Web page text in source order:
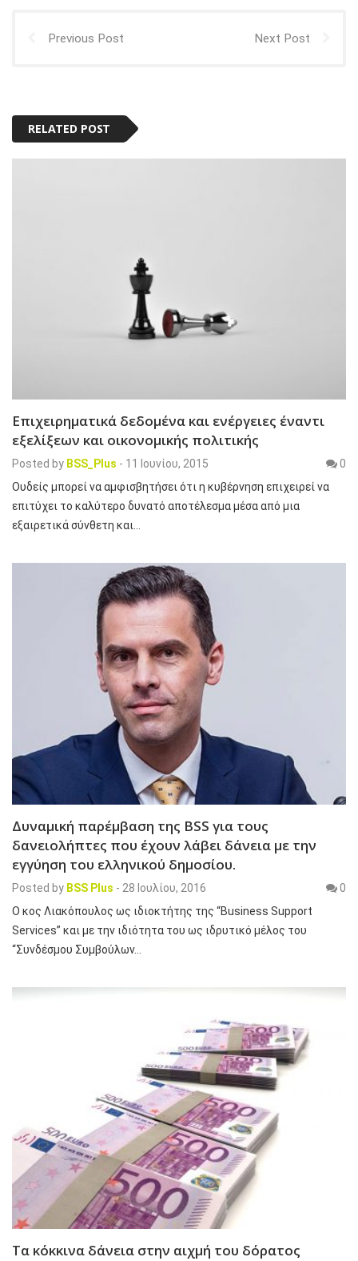
Previous Post Next Post
RELATED POST
Επιχειρηματικά δεδομένα και ενέργειες έναντι
εξελίξεων και οικονομικής πολιτικής
Posted by BSS_Plus - 11 Ιουνίου, 2015
0
Ουδείς μπορεί να αμφισβητήσει ότι η κυβέρνηση επιχειρεί να
επιτύχει το καλύτερο δυνατό αποτέλεσμα μέσα από μια
εξαιρετικά σύνθετη και…
Δυναμική παρέμβαση της BSS για τους
δανειολήπτες που έχουν λάβει δάνεια με την
εγγύηση του ελληνικού δημοσίου.
Posted by BSS Plus - 28 Ιουλίου, 2016
0
Ο κος Λιακόπουλος ως ιδιοκτήτης της “Business Support
Services” και με την ιδιότητα του ως ιδρυτικό μέλος του
“Συνδέσμου Συμβούλων…
Τα κόκκινα δάνεια στην αιχμή του δόρατος